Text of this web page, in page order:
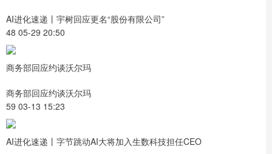
AI进化速递丨宇树回应更名“股份有限公司”
48 05-29 20:50
商务部回应约谈沃尔玛
商务部回应约谈沃尔玛
59 03-13 15:23
AI进化速递丨字节跳动AI大将加入生数科技担任CEO